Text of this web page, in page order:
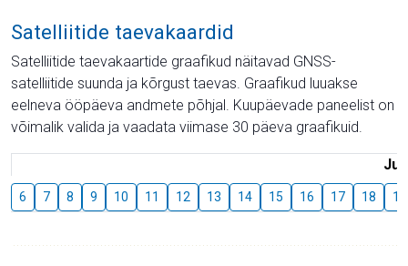
Satelliitide taevakaardid
Satelliitide taevakaartide graafikud näitavad GNSS-
satelliitide suunda ja kõrgust taevas. Graafikud luuakse
eelneva ööpäeva andmete põhjal. Kuupäevade paneelist on
võimalik valida ja vaadata viimase 30 päeva graafikuid.
6 7 8 9 10 11 12 13 14 15 16 17 18 19